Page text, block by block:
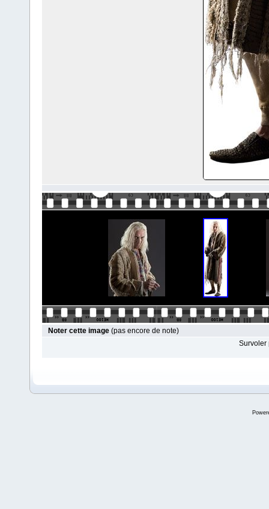
Noter cette image (pas encore de note)
Survoler